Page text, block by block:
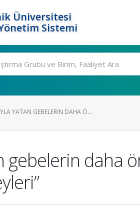
Üniversitesi
Sistemi
YATAN GEBELERIN DAHA Ö...
gebelerin daha